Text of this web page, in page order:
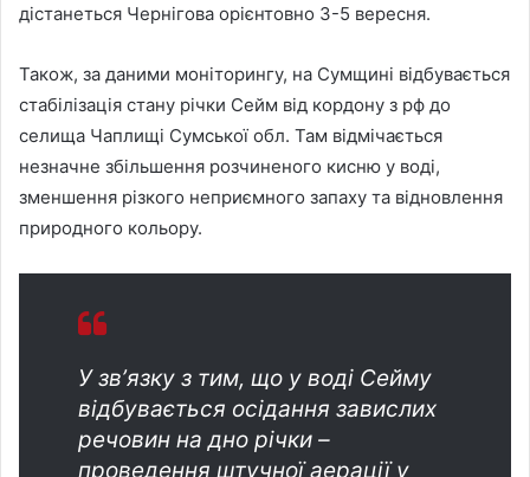
дістанеться Чернігова орієнтовно 3-5 вересня.
Також, за даними моніторингу, на Сумщині відбувається
стабілізація стану річки Сейм від кордону з рф до
селища Чаплищі Сумської обл. Там відмічається
незначне збільшення розчиненого кисню у воді,
зменшення різкого неприємного запаху та відновлення
природного кольору.
У звʼязку з тим, що у воді Сейму
відбувається осідання завислих
речовин на дно річки –
проведення штучної аерації у